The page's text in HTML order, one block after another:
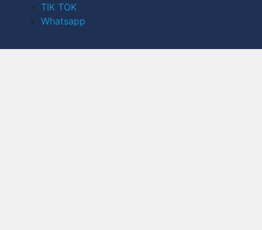
TIK TOK
Whatsapp